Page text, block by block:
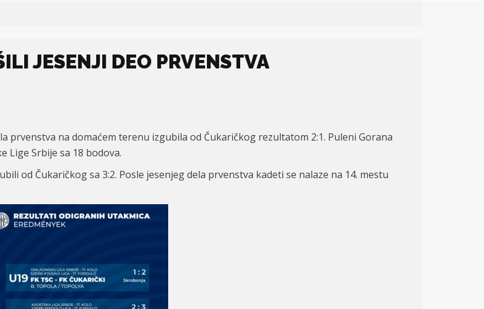
JESENJI DEO PRVENSTVA
prvenstva na domaćem terenu izgubila od Čukaričkog rezultatom 2:1. Puleni Gorana
Lige Srbije sa 18 bodova.
od Čukaričkog sa 3:2. Posle jesenjeg dela prvenstva kadeti se nalaze na 14. mestu